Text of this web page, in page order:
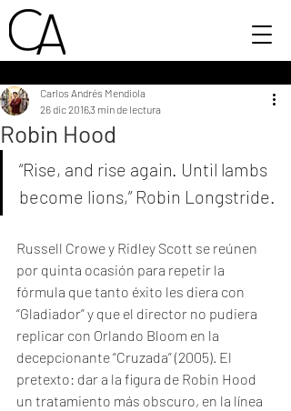
Robin Hood
Carlos Andrés Mendiola
26 dic 20163 min de lectura
“Rise, and rise again. Until lambs
become lions,” Robin Longstride.
Russell Crowe y Ridley Scott se reúnen
por quinta ocasión para repetir la
fórmula que tanto éxito les diera con
“Gladiador” y que el director no pudiera
replicar con Orlando Bloom en la
decepcionante “Cruzada” (2005). El
pretexto: dar a la figura de Robin Hood
un tratamiento más obscuro, en la línea